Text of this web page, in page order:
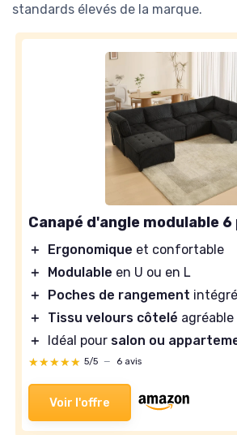
standards élevés de la marque.
Canapé d'angle modulable
＋ Ergonomique et confortable
＋
Modulable en U ou en L
＋
Poches de rangement
＋
Tissu velours côtelé
＋
Idéal pour salon ou
★★★★★
★★★★★ 5/5 — 6 avis
Voir l'offre